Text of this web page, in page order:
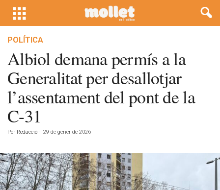
POLÍTICA
Albiol demana permís a la
Generalitat per desallotjar
l’assentament del pont de la
C-31
Por Redacció - 29 de gener de 2026